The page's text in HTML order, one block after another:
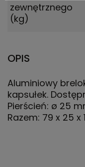
zewnętrznego
(kg)
OPIS
Aluminiowy
kapsułek.
Pierścień: ø 25
Razem: 79 x 25 x